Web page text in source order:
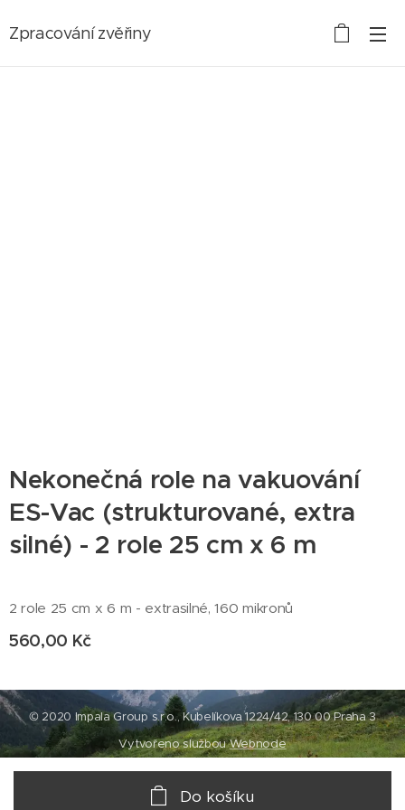
Zpracování zvěřiny
Nekonečná role na vakuování
ES-Vac (strukturované, extra
silné) - 2 role 25 cm x 6 m
2 role 25 cm x 6 m - extrasilné, 160 mikronů
560,00 Kč
Do košíku
© 2020 Impala Group s.r.o., Kubelíkova 1224/42, 130 00 Praha 3
Vytvořeno službouWebnode